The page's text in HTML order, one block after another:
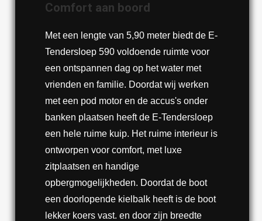
Comfort aan boord
Met een lengte van 5,90 meter biedt de E-
Tendersloep 590 voldoende ruimte voor
een ontspannen dag op het water met
vrienden en familie. Doordat wij werken
met een pod motor en de accus's onder
banken plaatsen heeft de E-Tendersloep
een hele ruime kuip. Het ruime interieur is
ontworpen voor comfort, met luxe
zitplaatsen en handige
opbergmogelijkheden. Doordat de boot
een doorlopende kielbalk heeft is de boot
lekker koers vast. en door zijn breedte